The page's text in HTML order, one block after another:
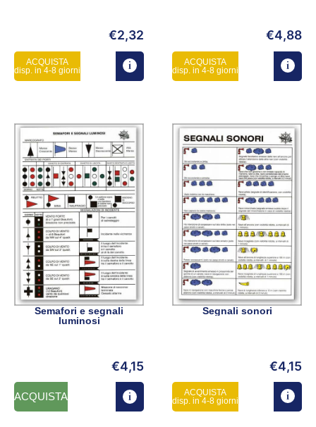
€2,32
ACQUISTA
disp. in 4-8 giorni
€4,88
ACQUISTA
disp. in 4-8 giorni
Semafori e segnali
luminosi
€4,15
ACQUISTA
Segnali sonori
€4,15
ACQUISTA
disp. in 4-8 giorni